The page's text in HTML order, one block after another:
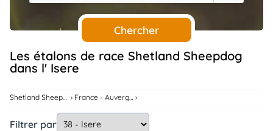
Étalons
Chiens
Services
Chercher
Les étalons de race Shetland Sheepdog
dans l' Isere
Shetland Sheepdog France - Auvergne-Rhone-Alpes
Filtrer par